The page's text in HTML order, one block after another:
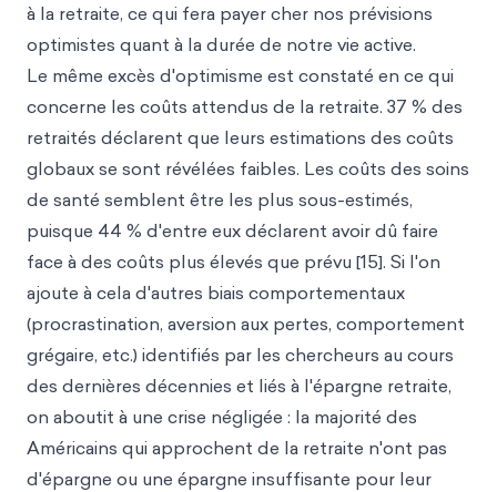
à la retraite, ce qui fera payer cher nos prévisions
optimistes quant à la durée de notre vie active.
Le même excès d'optimisme est constaté en ce qui
concerne les coûts attendus de la retraite. 37 % des
retraités déclarent que leurs estimations des coûts
globaux se sont révélées faibles. Les coûts des soins
de santé semblent être les plus sous-estimés,
puisque 44 % d'entre eux déclarent avoir dû faire
face à des coûts plus élevés que prévu [15]. Si l'on
ajoute à cela d'autres biais comportementaux
(procrastination, aversion aux pertes, comportement
grégaire, etc.) identifiés par les chercheurs au cours
des dernières décennies et liés à l'épargne retraite,
on aboutit à une crise négligée : la majorité des
Américains qui approchent de la retraite n'ont pas
d'épargne ou une épargne insuffisante pour leur